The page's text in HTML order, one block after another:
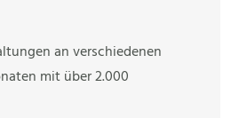
an verschiedenen
mit über 2.000